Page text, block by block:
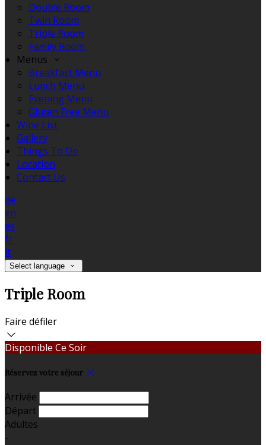
Double Room
Twin Room
Triple Room
Family Room
Menus
Breakfast Menu
Lunch Menu
Evening Menu
Gluten Free Menu
Wine List
Gallery
Things To Do
Location
Contact Us
de
en
es
fr
it
Select language
Triple Room
Faire défiler
Disponible Ce Soir
Réservez votre séjour
Arrivée
Départ
Adultes
-